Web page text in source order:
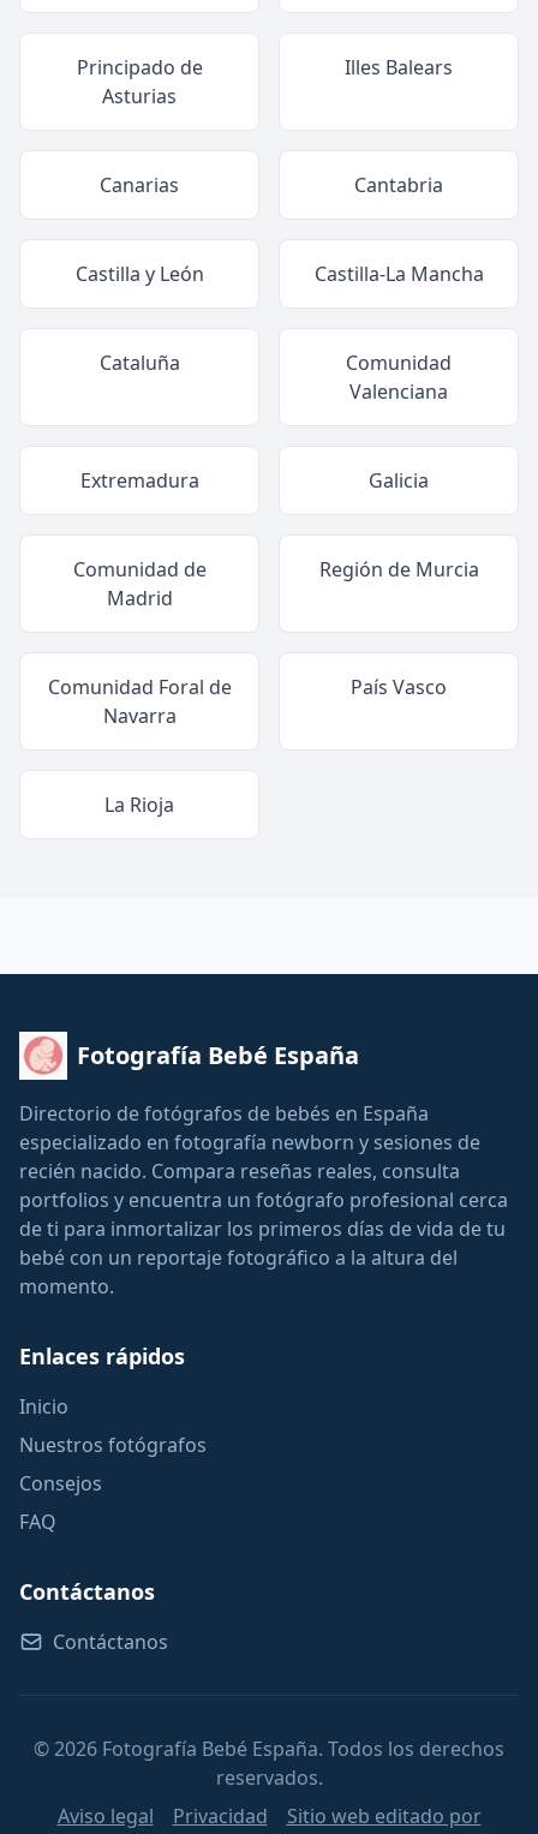
Principado de
Asturias
Illes Balears
Canarias Cantabria
Castilla y León Castilla-La Mancha
Cataluña
Comunidad
Valenciana
Extremadura Galicia
Comunidad de
Madrid
Región de Murcia
Comunidad Foral de
Navarra
País Vasco
La Rioja
Fotografía Bebé España
Directorio de fotógrafos de bebés en España
especializado en fotografía newborn y sesiones de
recién nacido. Compara reseñas reales, consulta
portfolios y encuentra un fotógrafo profesional cerca
de ti para inmortalizar los primeros días de vida de tu
bebé con un reportaje fotográfico a la altura del
momento.
Enlaces rápidos
Inicio
Nuestros fotógrafos
Consejos
FAQ
Contáctanos
Contáctanos
© 2026 Fotografía Bebé España. Todos los derechos
reservados.
Aviso legal
Privacidad
Sitio web editado por